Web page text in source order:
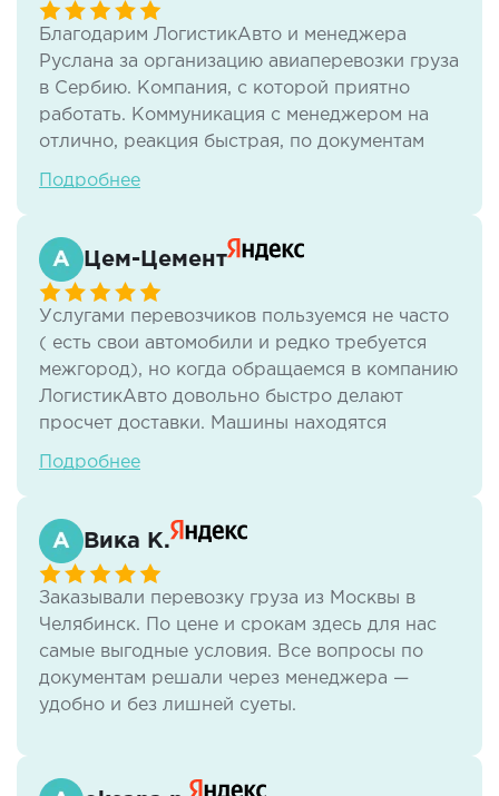
Благодарим ЛогистикАвто и менеджера
Руслана за организацию авиаперевозки груза
в Сербию. Компания, с которой приятно
работать. Коммуникация с менеджером на
отлично, реакция быстрая, по документам
тоже нет никаких проблем. И самое важное -
Подробнее
Цем-Цемент
Услугами перевозчиков пользуемся не часто
( есть свои автомобили и редко требуется
межгород), но когда обращаемся в компанию
ЛогистикАвто довольно быстро делают
просчет доставки. Машины находятся
быстро, менеджеры всегда на связи.
идти на встречу.
Подробнее
Вика К.
Заказывали перевозку груза из Москвы в
Челябинск. По цене и срокам здесь для нас
самые выгодные условия. Все вопросы по
документам решали через менеджера —
удобно и без лишней суеты.